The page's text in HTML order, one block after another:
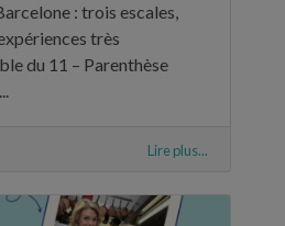
: trois escales,
très
du 11 – Parenthèse
Lire plus...